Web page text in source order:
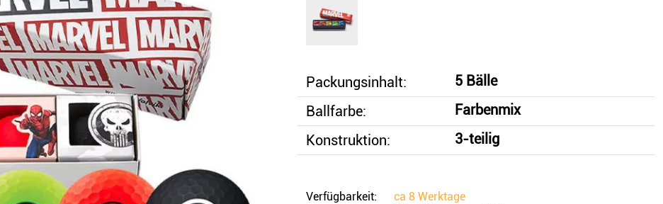
Packungsinhalt:
5 Bälle
Ballfarbe:
Farbenmix
Konstruktion:
3-teilig
Verfügbarkeit: ca 8 Werktage